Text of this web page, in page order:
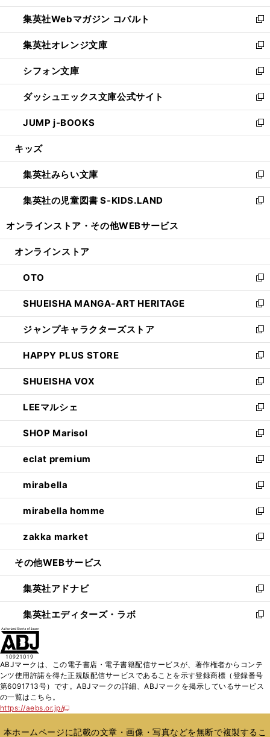
開
く
ウ
で
開
く
ン
ド
ウ
で
開
く
ウ
ィ
ン
ド
ウ
で
開
く
集英社Webマガジン コバルト
新
し
い
ウ
ィ
ン
ド
ウ
で
開
集英社オレンジ文庫
新
し
い
ウ
ィ
ン
ド
ウ
開
く
シフォン文庫
新
し
い
ウ
ィ
ン
ウ
で
開
く
ダッシュエックス文庫公式サイト
新
し
い
ウ
ン
ド
ウ
で
JUMP j-BOOKS
新
し
ウ
ィ
ン
ド
開
キッズ
集英社みらい文庫
新
し
い
ン
ウ
で
開
く
集英社の児童図書 S-KIDS.LAND
新
ウ
ン
ド
ウ
で
開
く
オンラインストア・ その他WEBサービス
オンラインストア
OTO
新
し
い
ウ
ィ
ン
ド
ウ
で
開
く
SHUEISHA MANGA-ART HERITAGE
新
し
い
ウ
ィ
ン
ド
ウ
で
開
く
ジャンプキャラクターズストア
新
し
い
ウ
ィ
ン
ド
ウ
で
開
く
HAPPY PLUS STORE
新
し
い
ウ
ィ
ン
ド
ウ
で
開
く
SHUEISHA VOX
新
し
い
ウ
ィ
ン
ド
ウ
で
開
く
LEEマルシェ
新
し
い
ウ
ィ
ン
ド
ウ
で
開
く
SHOP Marisol
新
し
い
ウ
ィ
ン
ド
ウ
で
開
eclat premium
新
し
い
ウ
ィ
ン
ド
ウ
開
く
mirabella
新
し
い
ウ
ィ
ン
ウ
で
開
く
mirabella homme
新
し
い
ウ
ン
ド
ウ
で
zakka market
新
し
ウ
ィ
ン
ド
く
その他WEBサービス
集英社アドナビ
新
し
い
ド
ウ
で
集英社エディターズ・ラボ
新
ィ
ン
ド
開
ABJマークは、この電子書店・電子書籍配信サービスが、著作権者からコンテ
ンツ使用許諾を得た正規版配信サービスであることを示す登録商標（登録番号
第6091713号）です。ABJマークの詳細、ABJマークを掲示しているサービス
の一覧はこちら。
https://aebs.or.jp/
新
い
本ホームページに記載の文章・画像・写真などを無断で複製するこ